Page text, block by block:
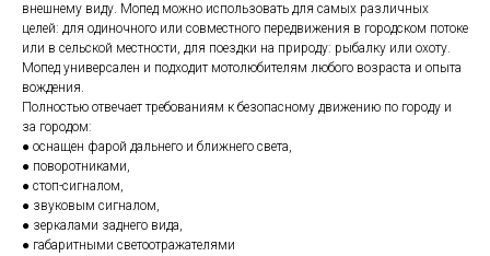
внешнему виду. Мопед можно использовать для самых различных
целей: для одиночного или совместного передвижения в городском потоке
или в сельской местности, для поездки на природу: рыбалку или охоту.
Мопед универсален и подходит мотолюбителям любого возраста и опыта
вождения.
Полностью отвечает требованиям к безопасному движению по городу и
за городом:
● оснащен фарой дальнего и ближнего света,
● поворотниками,
● стоп-сигналом,
● звуковым сигналом,
● зеркалами заднего вида,
● габаритными светоотражателями